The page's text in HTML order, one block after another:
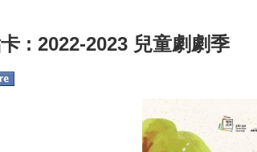
: 2022-2023 兒童劇劇季